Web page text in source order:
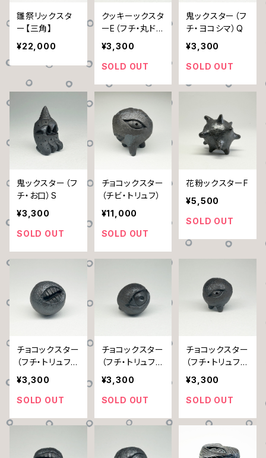
雛祭リックスタ
ー【三角】
¥22,000
クッキーックスタ
ーE（フチ・丸ドッ
ト）
¥3,300
SOLD OUT
鬼ックスター（フ
チ・ヨコシマ）Q
¥3,300
SOLD OUT
鬼ックスター（フ
チ・お口）S
¥3,300
SOLD OUT
チョコックスター
（チビ・トリュフ）
¥11,000
SOLD OUT
花粉ックスターF
¥5,500
SOLD OUT
チョコックスター
（フチ・トリュフ）
A
¥3,300
SOLD OUT
チョコックスター
（フチ・トリュフ）
B
¥3,300
SOLD OUT
チョコックスター
（フチ・トリュフ）
C
¥3,300
SOLD OUT